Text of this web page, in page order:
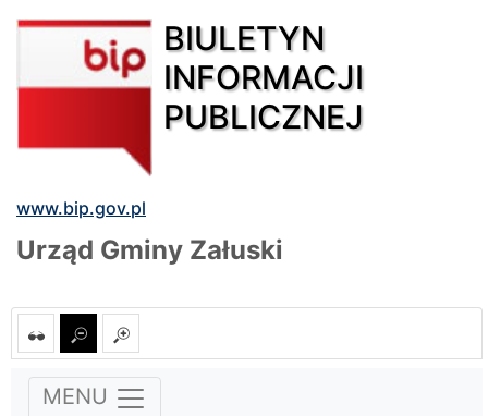
BIULETYN
INFORMACJI
PUBLICZNEJ
www.bip.gov.pl
Urząd Gminy Załuski
MENU